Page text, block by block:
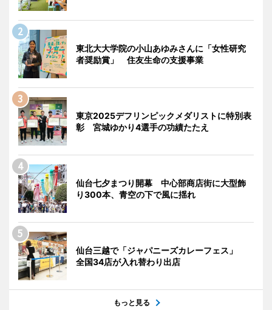
東北大大学院の小山あゆみさんに「女性研究
者奨励賞」 住友生命の支援事業
東京2025デフリンピックメダリストに特別表
彰 宮城ゆかり4選手の功績たたえ
仙台七夕まつり開幕 中心部商店街に大型飾
り300本、青空の下で風に揺れ
仙台三越で「ジャパニーズカレーフェス」
全国34店が入れ替わり出店
もっと見る